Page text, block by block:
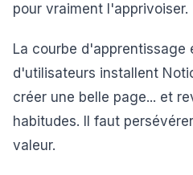
pour vraiment l'apprivoiser.
La courbe d'apprentissage
d'utilisateurs installent
créer une belle page... et
habitudes. Il faut
valeur.